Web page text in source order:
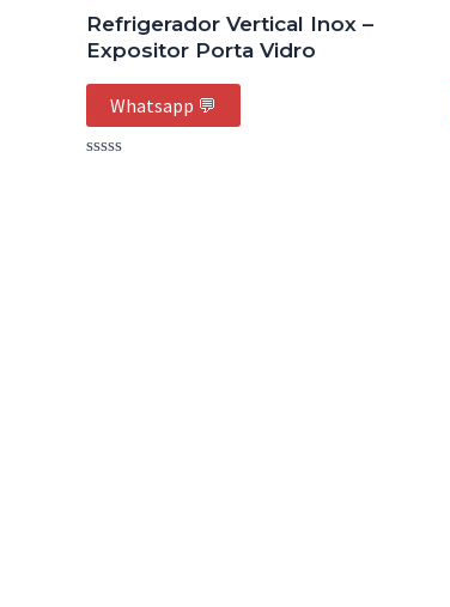
Refrigerador Vertical Inox –
Expositor Porta Vidro
Whatsapp 💬